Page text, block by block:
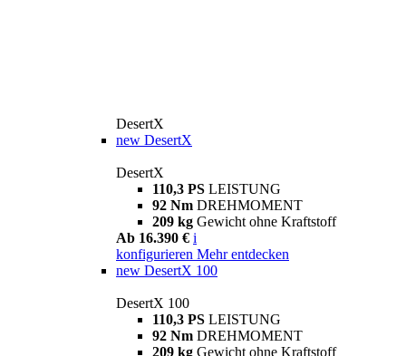
DesertX
new DesertX
DesertX
110,3 PS LEISTUNG
92 Nm DREHMOMENT
209 kg Gewicht ohne Kraftstoff
Ab 16.390 € i
konfigurieren Mehr entdecken
new DesertX 100
DesertX 100
110,3 PS LEISTUNG
92 Nm DREHMOMENT
209 kg Gewicht ohne Kraftstoff